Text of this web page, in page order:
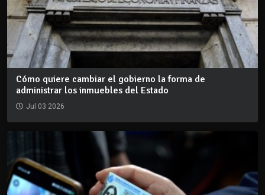
Cómo quiere cambiar el gobierno la forma de
administrar los inmuebles del Estado
Jul 03 2026